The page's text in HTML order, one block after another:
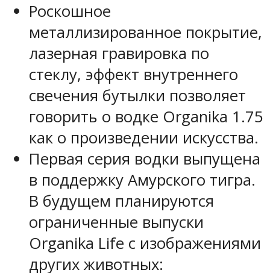
Роскошное
металлизированное покрытие,
лазерная гравировка по
стеклу, эффект внутреннего
свечения бутылки позволяет
говорить о водке Organika 1.75
как о произведении искусства.
Первая серия водки выпущена
в поддержку Амурского тигра.
В будущем планируются
ограниченные выпуски
Organika Life с изображениями
других животных: